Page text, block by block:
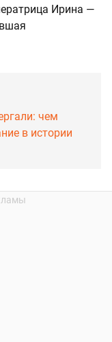
Ирина —
чем
в истории